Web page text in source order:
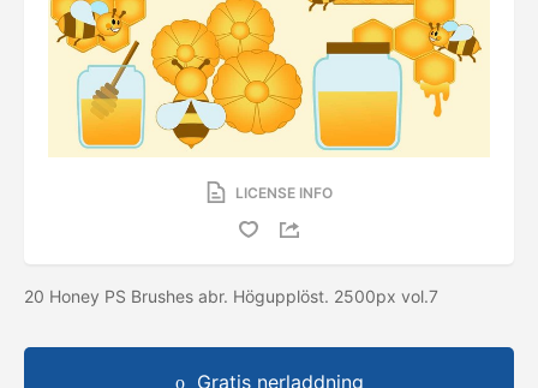
LICENSE INFO
20 Honey PS Brushes abr. Högupplöst. 2500px vol.7
Gratis nerladdning